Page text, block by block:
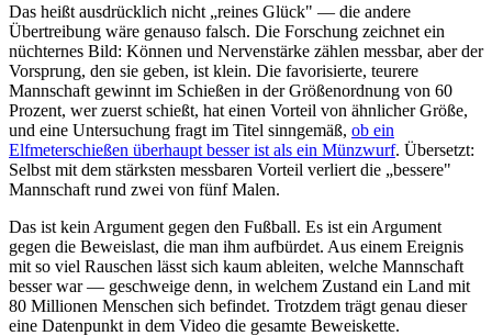
Das heißt ausdrücklich nicht „reines Glück" — die andere
Übertreibung wäre genauso falsch. Die Forschung zeichnet ein
nüchternes Bild: Können und Nervenstärke zählen messbar, aber der
Vorsprung, den sie geben, ist klein. Die favorisierte, teurere
Mannschaft gewinnt im Schießen in der Größenordnung von 60
Prozent, wer zuerst schießt, hat einen Vorteil von ähnlicher Größe,
und eine Untersuchung fragt im Titel sinngemäß, ob ein
Elfmeterschießen überhaupt besser ist als ein Münzwurf. Übersetzt:
Selbst mit dem stärksten messbaren Vorteil verliert die „bessere"
Mannschaft rund zwei von fünf Malen.
Das ist kein Argument gegen den Fußball. Es ist ein Argument
gegen die Beweislast, die man ihm aufbürdet. Aus einem Ereignis
mit so viel Rauschen lässt sich kaum ableiten, welche Mannschaft
besser war — geschweige denn, in welchem Zustand ein Land mit
80 Millionen Menschen sich befindet. Trotzdem trägt genau dieser
eine Datenpunkt in dem Video die gesamte Beweiskette.